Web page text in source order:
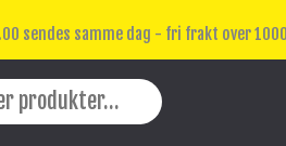
sendes samme dag - fri frakt over